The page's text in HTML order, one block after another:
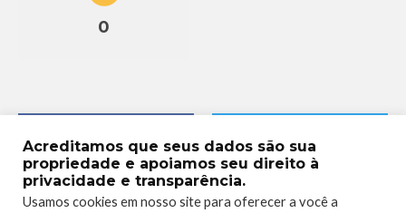
0
Acreditamos que seus dados são sua
propriedade e apoiamos seu direito à
privacidade e transparência.
Usamos cookies em nosso site para oferecer a você a